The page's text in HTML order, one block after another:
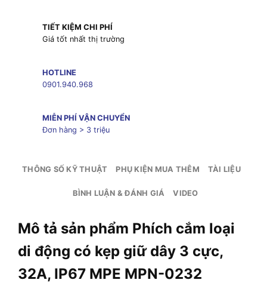
TIẾT KIỆM CHI PHÍ
Giá tốt nhất thị trường
HOTLINE
0901.940.968
MIỄN PHÍ VẬN CHUYỂN
Đơn hàng > 3 triệu
THÔNG SỐ KỸ THUẬT PHỤ KIỆN MUA THÊM TÀI LIỆU
BÌNH LUẬN & ĐÁNH GIÁ VIDEO
Mô tả sản phẩm Phích cắm loại
di động có kẹp giữ dây 3 cực,
32A, IP67 MPE MPN-0232